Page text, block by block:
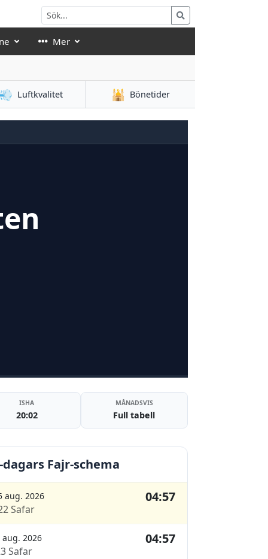
Mer
Luftkvalitet 🕌 Bönetider
ISHA
20:02
MÅNADSVIS
Full tabell
dagars Fajr-schema
aug. 2026
Safar
04:57
aug. 2026
Safar
04:57